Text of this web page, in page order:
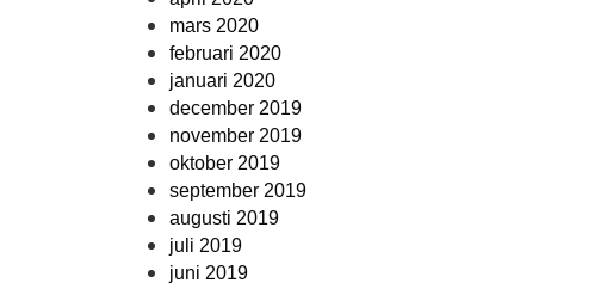
mars 2020
februari 2020
januari 2020
december 2019
november 2019
oktober 2019
september 2019
augusti 2019
juli 2019
juni 2019